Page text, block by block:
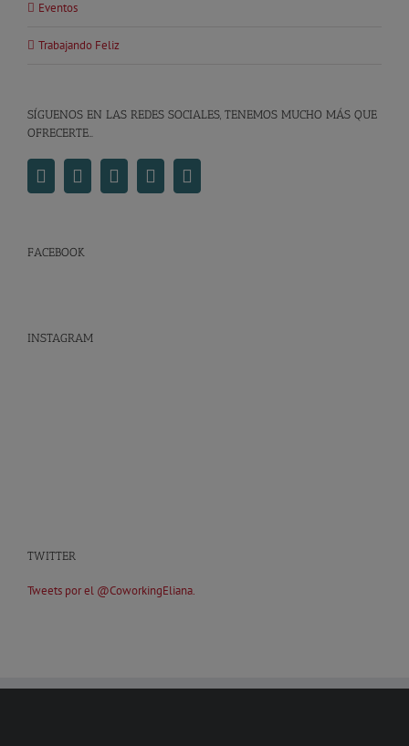
Eventos
Trabajando Feliz
SÍGUENOS EN LAS REDES SOCIALES, TENEMOS MUCHO MÁS QUE
OFRECERTE…
FACEBOOK
INSTAGRAM
TWITTER
Tweets por el @CoworkingEliana.